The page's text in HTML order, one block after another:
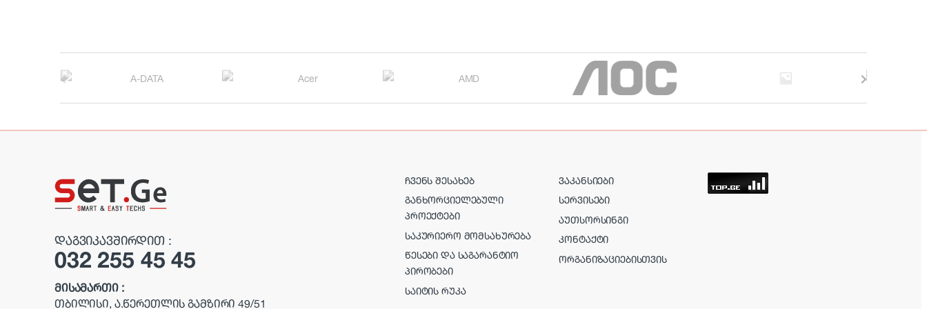
ᲓᲐᲒᲕᲘᲙᲐᲕᲨᲘᲠᲓᲘᲗ :
032 255 45 45
ᲛᲘᲡᲐᲛᲐᲠᲗᲘ :
ᲗᲑᲘᲚᲘᲡᲘ, Ა.ᲬᲔᲠᲔᲗᲚᲘᲡ ᲒᲐᲛᲖᲘᲠᲘ 49/51
ᲩᲕᲔᲜᲡ ᲨᲔᲡᲐᲮᲔᲑ
ᲒᲐᲜᲮᲝᲠᲪᲘᲔᲚᲔᲑᲣᲚᲘ
ᲞᲠᲝᲔᲥᲢᲔᲑᲘ
ᲡᲐᲙᲣᲠᲘᲔᲠᲝ ᲛᲝᲛᲡᲐᲮᲣᲠᲔᲑᲐ
ᲬᲔᲡᲔᲑᲘ ᲓᲐ ᲡᲐᲒᲐᲠᲐᲜᲢᲘᲝ
ᲞᲘᲠᲝᲑᲔᲑᲘ
ᲡᲐᲘᲢᲘᲡ ᲠᲣᲙᲐ
ᲕᲐᲙᲐᲜᲡᲘᲔᲑᲘ
ᲡᲔᲠᲕᲘᲡᲔᲑᲘ
ᲐᲣᲗᲡᲝᲠᲡᲘᲜᲒᲘ
ᲙᲝᲜᲢᲐᲥᲢᲘ
ᲝᲠᲒᲐᲜᲘᲖᲐᲪᲘᲔᲑᲘᲡᲗᲕᲘᲡ